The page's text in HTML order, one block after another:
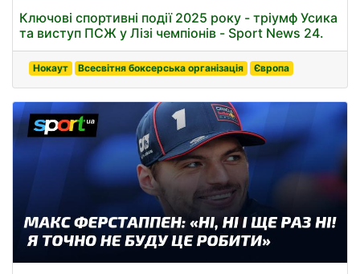
Ключові спортивні події 2025 року - тріумф Усика
та виступ ПСЖ у Лізі чемпіонів - Sport News 24.
Нокаут Всесвітня боксерська організація Європа